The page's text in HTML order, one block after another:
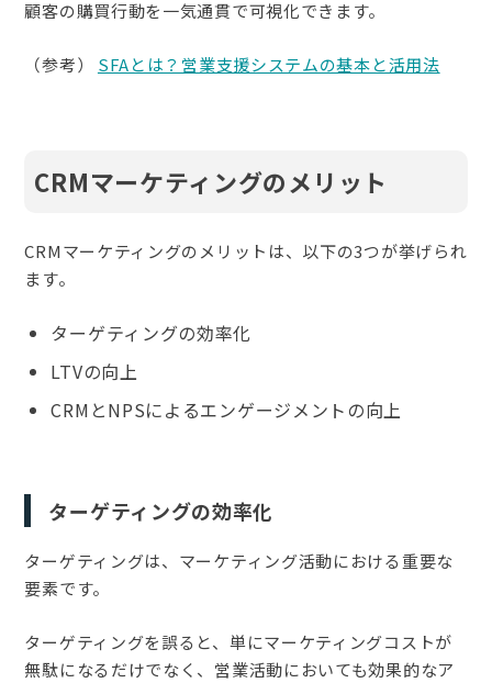
顧客の購買行動を一気通貫で可視化できます。
（参考） SFAとは？営業支援システムの基本と活用法
CRMマーケティングのメリット
CRMマーケティングのメリットは、以下の3つが挙げられ
ます。
ターゲティングの効率化
LTVの向上
CRMとNPSによるエンゲージメントの向上
ターゲティングの効率化
ターゲティングは、マーケティング活動における重要な
要素です。
ターゲティングを誤ると、単にマーケティングコストが
無駄になるだけでなく、営業活動においても効果的なア